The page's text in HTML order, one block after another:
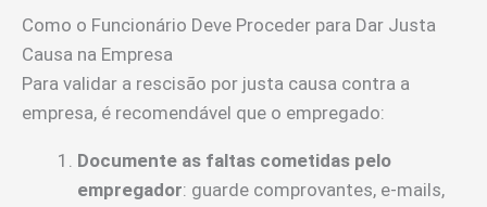
Como o Funcionário Deve Proceder para Dar Justa
Causa na Empresa
Para validar a rescisão por justa causa contra a
empresa, é recomendável que o empregado:
Documente as faltas cometidas pelo
empregador: guarde comprovantes, e-mails,